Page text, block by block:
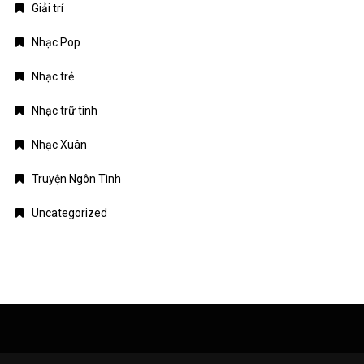
Giải trí
Nhạc Pop
Nhạc trẻ
Nhạc trữ tình
Nhạc Xuân
Truyện Ngôn Tình
Uncategorized